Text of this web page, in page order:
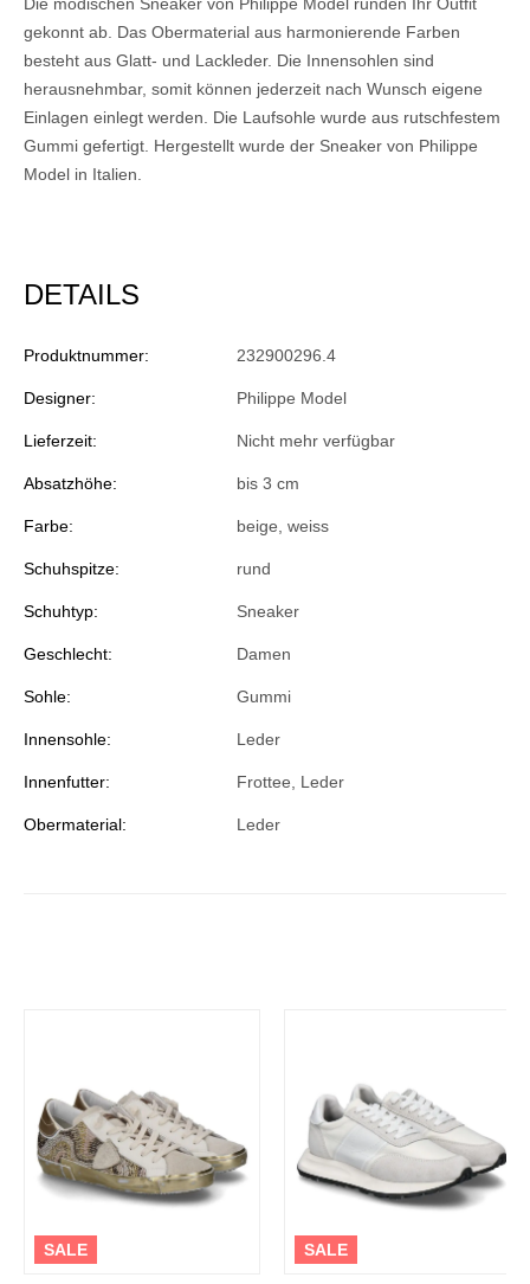
gekonnt ab. Das Obermaterial aus harmonierende Farben
besteht aus Glatt- und Lackleder. Die Innensohlen sind
herausnehmbar, somit können jederzeit nach Wunsch eigene
Einlagen einlegt werden. Die Laufsohle wurde aus rutschfestem
Gummi gefertigt. Hergestellt wurde der Sneaker von Philippe
Model in Italien.
DETAILS
Produktnummer: 232900296.4
Designer: Philippe Model
Lieferzeit: Nicht mehr verfügbar
Absatzhöhe: bis 3 cm
Farbe: beige , weiss
Schuhspitze: rund
Schuhtyp: Sneaker
Geschlecht: Damen
Sohle: Gummi
Innensohle: Leder
Innenfutter: Frottee, Leder
Obermaterial: Leder
SALE SALE